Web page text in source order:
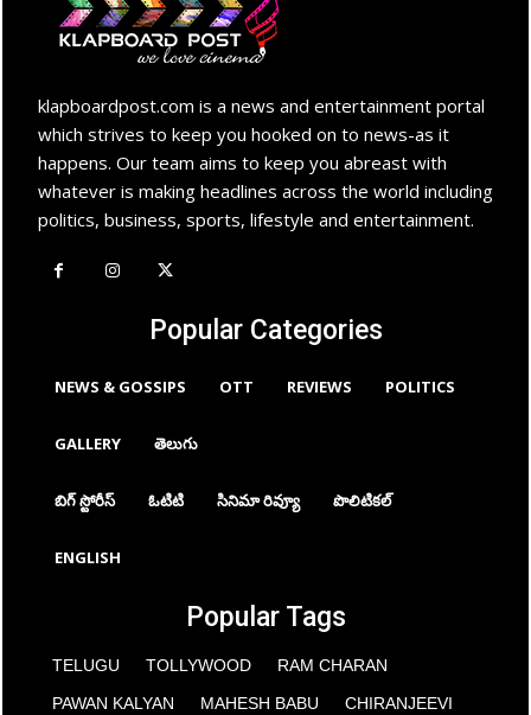
klapboardpost.com is a news and entertainment portal
which strives to keep you hooked on to news-as it
happens. Our team aims to keep you abreast with
whatever is making headlines across the world including
politics, business, sports, lifestyle and entertainment.
Popular Categories
NEWS & GOSSIPS OTT REVIEWS POLITICS
GALLERY తెలుగు
బిగ్ స్టోరీస్ ఓటిటి సినిమా రివ్యూ పొలిటికల్
ENGLISH
Popular Tags
TELUGU TOLLYWOOD
RAM CHARAN
PAWAN KALYAN
MAHESH BABU CHIRANJEEVI